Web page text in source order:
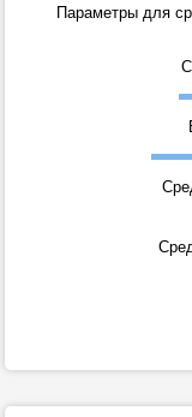
Параметры для